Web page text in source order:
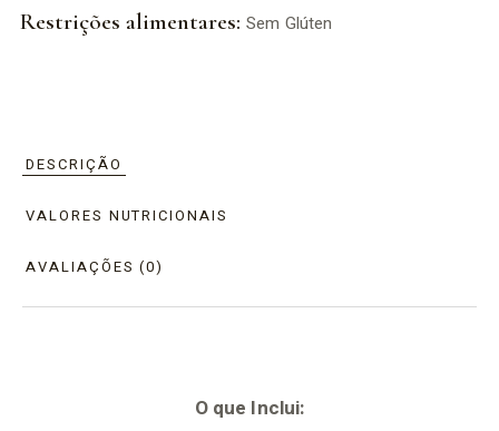
Restrições alimentares: Sem Glúten
DESCRIÇÃO
VALORES NUTRICIONAIS
AVALIAÇÕES (0)
O que Inclui: